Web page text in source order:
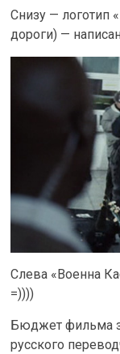
Снизу — логотип
дороги) —
Слева «Военна
=))))
Бюджет фильма
русского